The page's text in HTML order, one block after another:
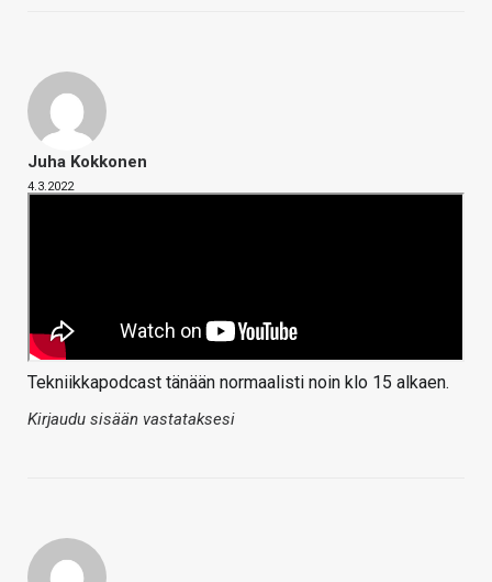
Juha Kokkonen
4.3.2022
Tekniikkapodcast tänään normaalisti noin klo 15 alkaen.
Kirjaudu sisään vastataksesi